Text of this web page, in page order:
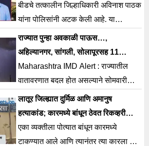
अविनाश पाठक यांना लातूरमधून अटक
बीडचे तत्कालीन जिल्हाधिकारी अविनाश पाठक
यांना पोलिसांनी अटक केली आहे. या
कारवाईमुळे महसूल आणि प्रशासकीय वर्तुळात
मोठी खळबळ उडाली आहे.
राज्यात पुन्हा अवकाळी पाऊस…,
अहिल्यानगर, सांगली, सोलापूरसह 11
जिल्ह्यांना अलर्ट जारी
Maharashtra IMD Alert : राज्यातील
वातावरणात बदल होत असल्याने सोमवारी
आणि मंगळवारी तब्बल 11 जिल्ह्यांमध्ये
अवकाळी पावसाचा अंदाज
लातूर जिल्ह्यात दुर्मिळ आणि अमानुष
हत्याकांड; कारमध्ये बांधून ठेवत रिकव्हरी
एजंटला जिवंत जाळले
एका व्यक्तीला पोत्यात बांधून कारमध्ये
टाकण्यात आले आणि त्यानंतर त्या कारला आग